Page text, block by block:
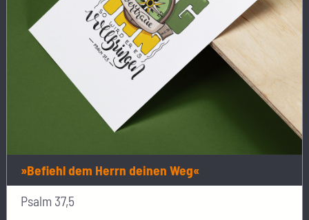
»Befiehl dem Herrn deinen Weg«
Psalm 37,5